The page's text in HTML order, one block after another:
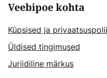
Veebipoe kohta
Küpsised ja
Üldised tingimused
Juriidiline märkus